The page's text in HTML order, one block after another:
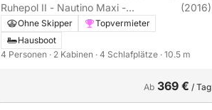
Ruhepol II - Nautino Maxi -
Führerscheinfrei (Charterschein)
(2016)
Ohne Skipper
Topvermieter
Hausboot
4 Personen · 2 Kabinen · 4 Schlafplätze · 10.5 m
Ab 369 € / Tag